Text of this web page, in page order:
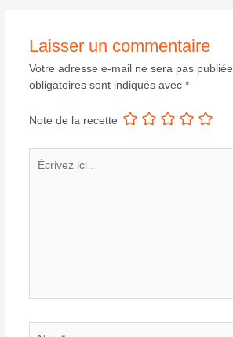
Laisser un commentaire
Votre adresse e-mail ne sera pas publiée.
obligatoires sont indiqués avec *
Note de la recette
Écrivez
ici…